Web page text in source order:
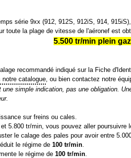
série 9xx (912, 912S, 912iS, 914,
toute la plage de vitesse de l'aéronef est
5.500 tr/min plein
recommandé indiqué sur la Fiche
catalogue, ou bien contactez notre
simple indication, pas une obligation.
sur freins ou cales.
5.800 tr/min, vous pouvez aller poursuivre
le calage des pales pour avoir entre
le régime de 100 tr/min.
le régime de 100 tr/min.